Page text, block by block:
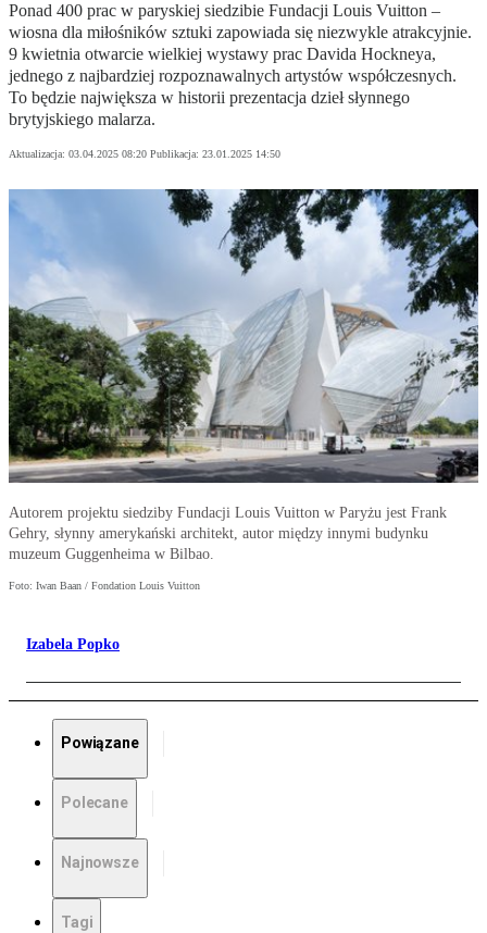
Ponad 400 prac w paryskiej siedzibie Fundacji Louis Vuitton –
wiosna dla miłośników sztuki zapowiada się niezwykle atrakcyjnie.
9 kwietnia otwarcie wielkiej wystawy prac Davida Hockneya,
jednego z najbardziej rozpoznawalnych artystów współczesnych.
To będzie największa w historii prezentacja dzieł słynnego
brytyjskiego malarza.
Aktualizacja: 03.04.2025 08:20 Publikacja: 23.01.2025 14:50
Autorem projektu siedziby Fundacji Louis Vuitton w Paryżu jest Frank
Gehry, słynny amerykański architekt, autor między innymi budynku
muzeum Guggenheima w Bilbao.
Foto: Iwan Baan / Fondation Louis Vuitton
Izabela Popko
Powiązane
Polecane
Najnowsze
Tagi